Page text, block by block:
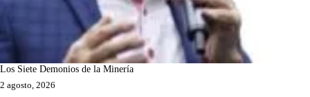
Los Siete Demonios de la Minería
2 agosto, 2026